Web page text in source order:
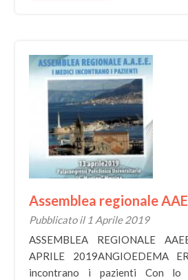
Assemblea regionale
Pubblicato il 1 Aprile 2019
ASSEMBLEA REGIONALE
APRILE 2019ANGIOEDEMA
incontrano i pazienti Con lo